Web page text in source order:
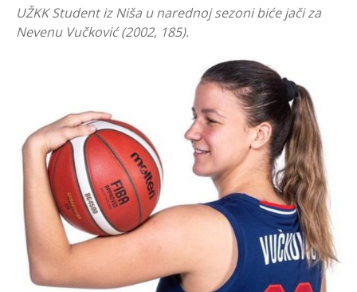
UŽKK Student iz Niša u narednoj sezoni biće jači za
Nevenu Vučković (2002, 185).